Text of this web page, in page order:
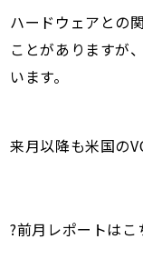
ハードウェアとの
ことがありますが
います。
来月以降も米国の
?前月レポートはこ